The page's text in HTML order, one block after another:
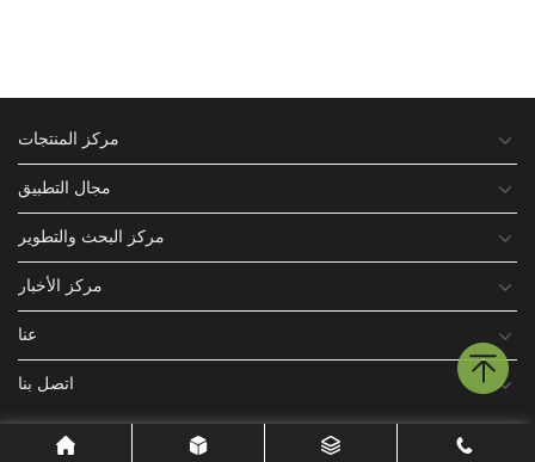
مركز المنتجات
مجال التطبيق
مركز البحث والتطوير
مركز الأخبار
عنا
اتصل بنا